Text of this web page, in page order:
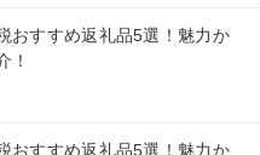
おすすめ返礼品5選！魅力か
！
おすすめ返礼品5選！魅力か